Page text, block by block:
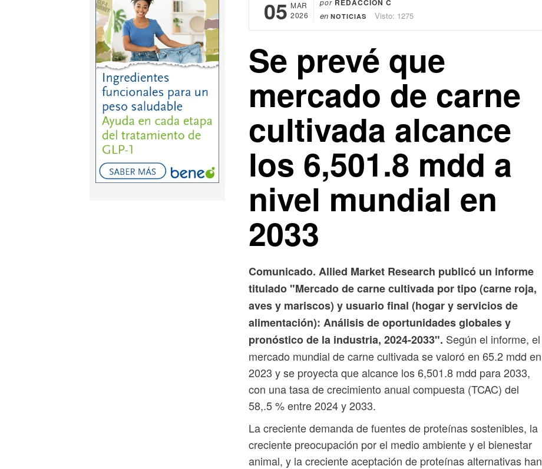
05 MAR
2026
REDACCIÓN C
en NOTICIAS Visto: 1275
Se prevé que
mercado de carne
cultivada alcance
los 6,501.8 mdd a
nivel mundial en
2033
Comunicado. Allied Market Research publicó un informe
titulado "Mercado de carne cultivada por tipo (carne roja,
aves y mariscos) y usuario final (hogar y servicios de
alimentación): Análisis de oportunidades globales y
pronóstico de la industria, 2024-2033". Según el informe, el
mercado mundial de carne cultivada se valoró en 65.2 mdd en
2023 y se proyecta que alcance los 6,501.8 mdd para 2033,
con una tasa de crecimiento anual compuesta (TCAC) del
58,.5 % entre 2024 y 2033.
La creciente demanda de fuentes de proteínas sostenibles, la
creciente preocupación por el medio ambiente y el bienestar
animal, y la creciente aceptación de proteínas alternativas han